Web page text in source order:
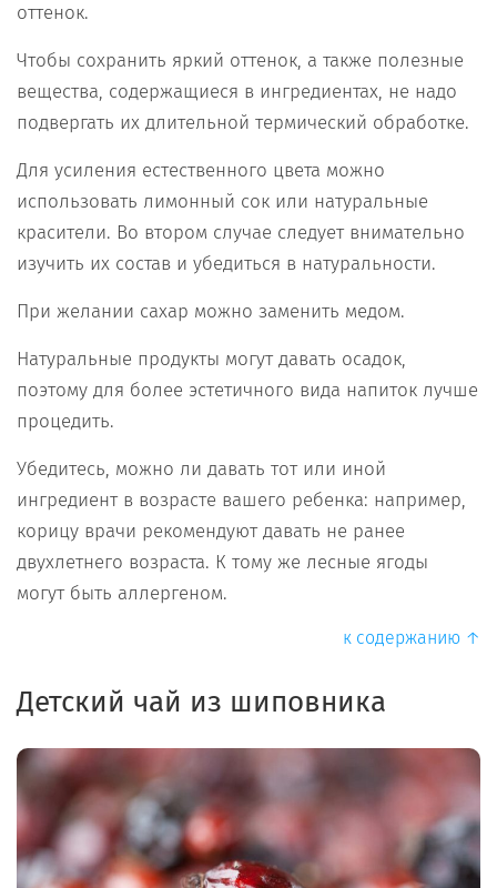
оттенок.
Чтобы сохранить яркий оттенок, а также полезные
вещества, содержащиеся в ингредиентах, не надо
подвергать их длительной термический обработке.
Для усиления естественного цвета можно
использовать лимонный сок или натуральные
красители. Во втором случае следует внимательно
изучить их состав и убедиться в натуральности.
При желании сахар можно заменить медом.
Натуральные продукты могут давать осадок,
поэтому для более эстетичного вида напиток лучше
процедить.
Убедитесь, можно ли давать тот или иной
ингредиент в возрасте вашего ребенка: например,
корицу врачи рекомендуют давать не ранее
двухлетнего возраста. К тому же лесные ягоды
могут быть аллергеном.
к содержанию ↑
Детский чай из шиповника